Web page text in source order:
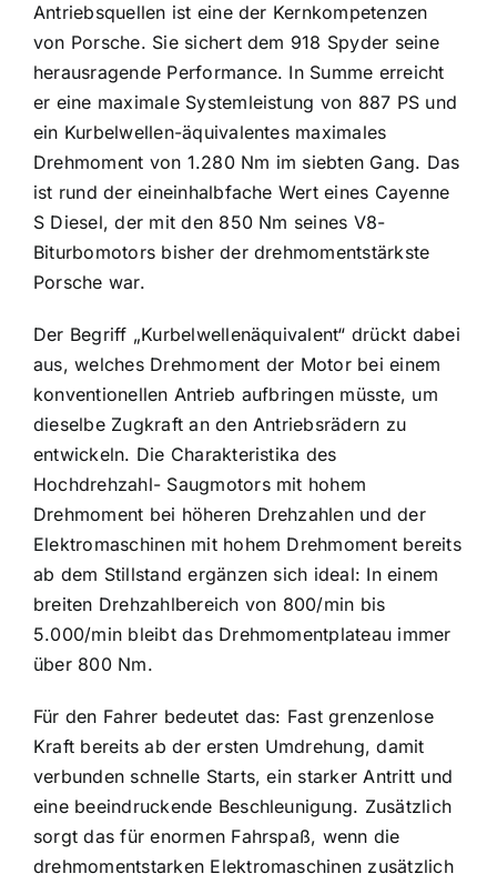
Antriebsquellen ist eine der Kernkompetenzen
von Porsche. Sie sichert dem 918 Spyder seine
herausragende Performance. In Summe erreicht
er eine maximale Systemleistung von 887 PS und
ein Kurbelwellen-äquivalentes maximales
Drehmoment von 1.280 Nm im siebten Gang. Das
ist rund der eineinhalbfache Wert eines Cayenne
S Diesel, der mit den 850 Nm seines V8-
Biturbomotors bisher der drehmomentstärkste
Porsche war.
Der Begriff „Kurbelwellenäquivalent“ drückt dabei
aus, welches Drehmoment der Motor bei einem
konventionellen Antrieb aufbringen müsste, um
dieselbe Zugkraft an den Antriebsrädern zu
entwickeln. Die Charakteristika des
Hochdrehzahl- Saugmotors mit hohem
Drehmoment bei höheren Drehzahlen und der
Elektromaschinen mit hohem Drehmoment bereits
ab dem Stillstand ergänzen sich ideal: In einem
breiten Drehzahlbereich von 800/min bis
5.000/min bleibt das Drehmomentplateau immer
über 800 Nm.
Für den Fahrer bedeutet das: Fast grenzenlose
Kraft bereits ab der ersten Umdrehung, damit
verbunden schnelle Starts, ein starker Antritt und
eine beeindruckende Beschleunigung. Zusätzlich
sorgt das für enormen Fahrspaß, wenn die
drehmomentstarken Elektromaschinen zusätzlich